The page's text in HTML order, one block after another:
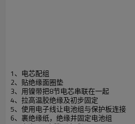
1、电芯配组
2、贴绝缘面圈垫
3、用镍带把8节电芯串联在一起
4、拉高温胶绝缘及初步固定
5、使用电子线让电池组与保护板连接
6、裹绝缘纸，绝缘并固定电池组